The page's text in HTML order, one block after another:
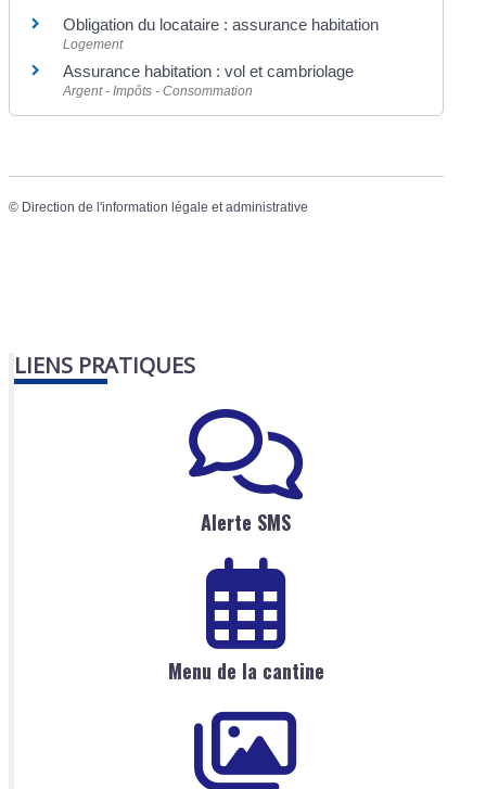
Obligation du locataire : assurance habitation
Logement
Assurance habitation : vol et cambriolage
Argent - Impôts - Consommation
© Direction de l'information légale et administrative
LIENS PRATIQUES
Alerte SMS
Menu de la cantine